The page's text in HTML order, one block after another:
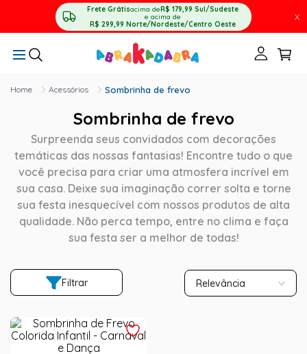
Frete Grátisacima deR$ 179,99 Sul/Sudeste
e acima de
R$ 299,99 Norte/Nordeste/Centro Oeste
X
Acessórios Sombrinha de frevo
Sombrinha de frevo
Surpreenda seus convidados com decorações
temáticas das nossas fantasias! Encontre tudo o que
você precisa para criar uma atmosfera incrível em
sua casa. Deixe sua imaginação correr solta e torne
sua festa inesquecível com nossos produtos de alta
qualidade. Não perca tempo, entre no clima e faça
sua festa ser a melhor de todas!
Filtrar Relevância